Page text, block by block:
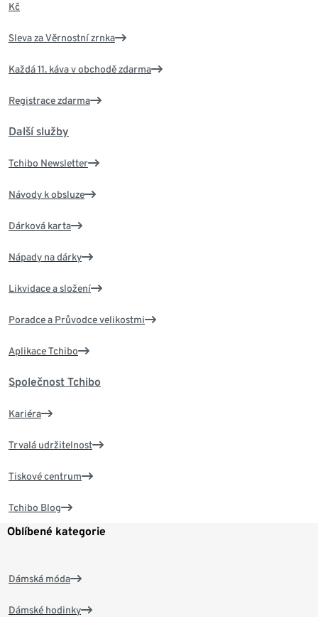
Kč
Sleva za Věrnostní zrnka
Každá 11. káva v obchodě zdarma
Registrace zdarma
Další služby
Tchibo Newsletter
Návody k obsluze
Dárková karta
Nápady na dárky
Likvidace a složení
Poradce a Průvodce velikostmi
Aplikace Tchibo
Společnost Tchibo
Kariéra
Trvalá udržitelnost
Tiskové centrum
Tchibo Blog
Oblíbené kategorie
Dámská móda
Dámské hodinky